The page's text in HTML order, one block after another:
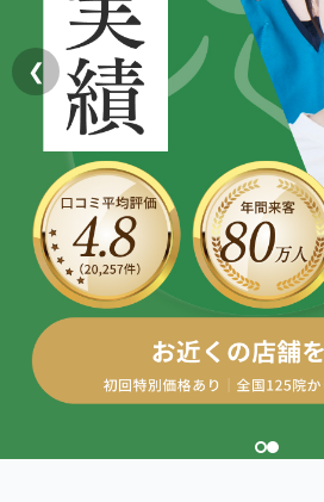
四十肩・五十肩
膝痛・関節痛
股関節の痛み
産後の不調・体型の崩れ
骨盤の傾き・歪み
坐骨神経痛
ぎっくり腰
寝違え
北海道
札幌エリア（13院）
東北
仙台エリア（4院）
関東
池袋エリア（3院）
新宿エリア（3院）
高田馬場エリア（2院）
ABOUT US 私たちについて
こころ整体院グループについて
初めての方へ
giversメソッドGIFT
研究・論文
医師・専門家からの推薦
メディア・実績
ご予約はこちら
OUR CONCEPT
とらわれないカ
❮